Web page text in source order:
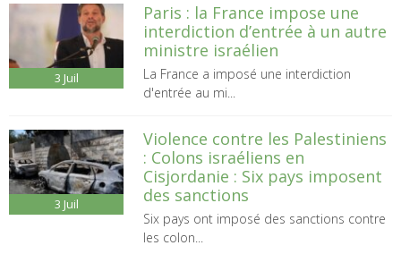
3 Juil
Paris : la France impose une
interdiction d’entrée à un autre
ministre israélien
La France a imposé une interdiction
d'entrée au mi...
3 Juil
Violence contre les Palestiniens
: Colons israéliens en
Cisjordanie : Six pays imposent
des sanctions
Six pays ont imposé des sanctions contre
les colon...